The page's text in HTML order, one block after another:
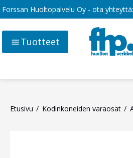
Forssan Huoltopalvelu Oy - ota yhteyttä:
Tuotteet
Etusivu Kodinkoneiden varaosat